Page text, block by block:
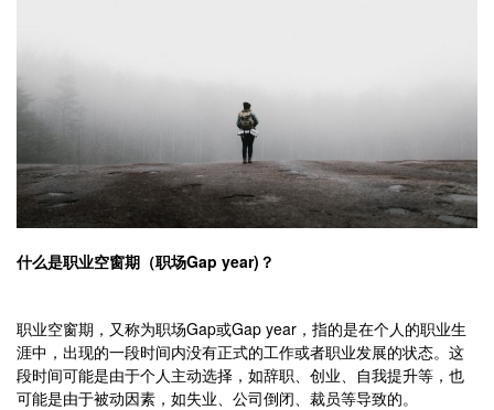
什么是职业空窗期（职场Gap year)？
职业空窗期，又称为职场Gap或Gap year，指的是在个人的职业生
涯中，出现的一段时间内没有正式的工作或者职业发展的状态。这
段时间可能是由于个人主动选择，如辞职、创业、自我提升等，也
可能是由于被动因素，如失业、公司倒闭、裁员等导致的。